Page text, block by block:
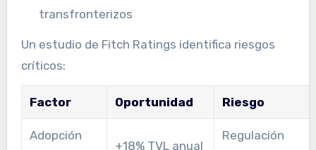
transfronterizos
Un estudio de Fitch Ratings identifica riesgos
críticos:
Factor Oportunidad Riesgo
Adopción
+18% TVL anual
Regulación